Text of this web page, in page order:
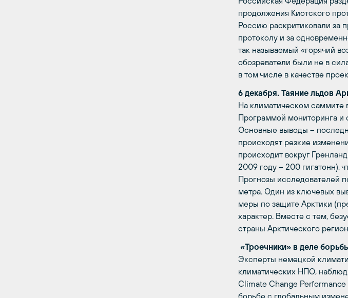
продолжения Киотского
Россию раскритиковали за
протоколу и за
так называемый «горячий
обозреватели были не в
в том числе в качестве
6 декабря. Таяние льдов
На климатическом саммите
Программой мониторинга и
Основные выводы –
происходят резкие
происходит вокруг
2009 году – 200 гигатонн),
Прогнозы исследователей
метра. Один из ключевых
меры по защите Арктики
характер. Вместе с тем,
страны Арктического
«Троечники» в деле
Эксперты немецкой
климатических НПО,
Climate Change Performance
борьбе с глобальным